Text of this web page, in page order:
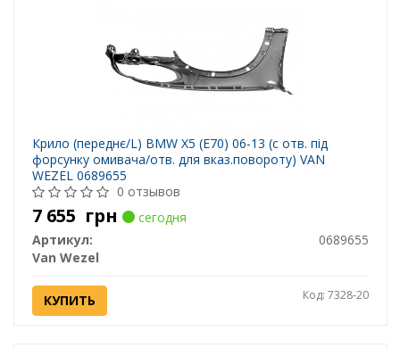
Крило (переднє/L) BMW X5 (E70) 06-13 (с отв. під
форсунку омивача/отв. для вказ.повороту) VAN
WEZEL 0689655
0 отзывов
7 655 грн
сегодня
Артикул:
0689655
Van Wezel
КУПИТЬ Код: 7328-20